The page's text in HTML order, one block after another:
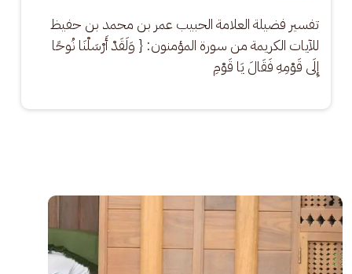
تفسير فضيلة العلامة الحبيب عمر بن محمد بن حفيظ
للآيات الكريمة من سورة المؤمنون: { وَلَقَدْ أَرْسَلْنَا نُوحًا
إِلَى قَوْمِهِ فَقَالَ يَا قَوْمِ
الصورة